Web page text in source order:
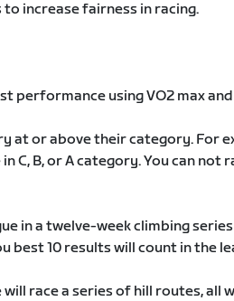
increase fairness in racing.
performance using VO2 max
at or above their category. For
C, B, or A category. You can not
in a twelve-week climbing
best 10 results will count in the
will race a series of hill routes, all